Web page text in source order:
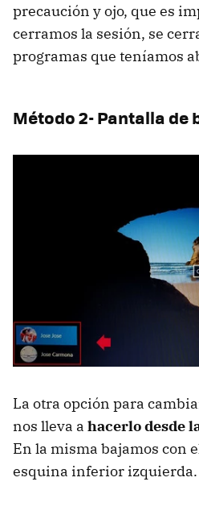
precaución y ojo, que es
cerramos la sesión, se
programas que teníamos
Método 2- Pantalla de
La otra opción para
nos lleva a hacerlo desde
En la misma bajamos con
esquina inferior izquierda.